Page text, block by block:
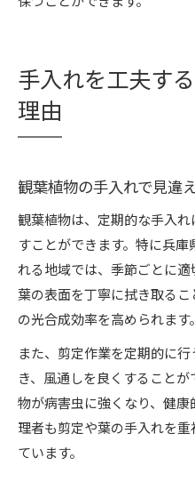
手入れを工夫す
理由
観葉植物の手入れで見違
観葉植物は、定期的な手入
すことができます。特に兵
れる地域では、季節ごとに適
葉の表面を丁寧に拭き取る
の光合成効率を高められます。
また、剪定作業を定期的に
き、風通しを良くすること
物が病害虫に強くなり、健
理者も剪定や葉の手入れを
ています。